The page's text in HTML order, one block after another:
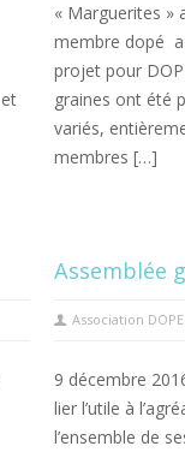
« Marguerites »
membre dopé a
projet pour
graines ont été
variés,
membres […]
Assemblée
Association DOPE
9 décembre
lier l’utile à
l’ensemble de